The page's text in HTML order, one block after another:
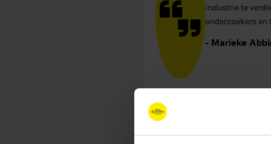
industrie te
onderzoekers en
- Marieke
Over